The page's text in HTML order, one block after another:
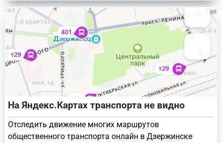
На Яндекс.Картах транспорта не видно
Отследить движение многих маршрутов
общественного транспорта онлайн в Дзержинске